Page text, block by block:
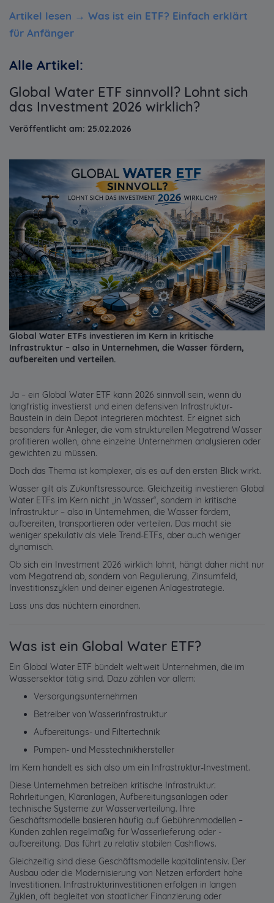
Artikel lesen → Was ist ein ETF? Einfach erklärt
für Anfänger
Alle Artikel:
Global Water ETF sinnvoll? Lohnt sich
das Investment 2026 wirklich?
Veröffentlicht am: 25.02.2026
Global Water ETFs investieren im Kern in kritische
Infrastruktur – also in Unternehmen, die Wasser fördern,
aufbereiten und verteilen.
Ja – ein Global Water ETF kann 2026 sinnvoll sein, wenn du
langfristig investierst und einen defensiven Infrastruktur-
Baustein in dein Depot integrieren möchtest. Er eignet sich
besonders für Anleger, die vom strukturellen Megatrend Wasser
profitieren wollen, ohne einzelne Unternehmen analysieren oder
gewichten zu müssen.
Doch das Thema ist komplexer, als es auf den ersten Blick wirkt.
Wasser gilt als Zukunftsressource. Gleichzeitig investieren Global
Water ETFs im Kern nicht „in Wasser“, sondern in kritische
Infrastruktur – also in Unternehmen, die Wasser fördern,
aufbereiten, transportieren oder verteilen. Das macht sie
weniger spekulativ als viele Trend-ETFs, aber auch weniger
dynamisch.
Ob sich ein Investment 2026 wirklich lohnt, hängt daher nicht nur
vom Megatrend ab, sondern von Regulierung, Zinsumfeld,
Investitionszyklen und deiner eigenen Anlagestrategie.
Lass uns das nüchtern einordnen.
Was ist ein Global Water ETF?
Ein Global Water ETF bündelt weltweit Unternehmen, die im
Wassersektor tätig sind. Dazu zählen vor allem:
Versorgungsunternehmen
Betreiber von Wasserinfrastruktur
Aufbereitungs- und Filtertechnik
Pumpen- und Messtechnikhersteller
Im Kern handelt es sich also um ein Infrastruktur-Investment.
Diese Unternehmen betreiben kritische Infrastruktur:
Rohrleitungen, Kläranlagen, Aufbereitungsanlagen oder
technische Systeme zur Wasserverteilung. Ihre
Geschäftsmodelle basieren häufig auf Gebührenmodellen –
Kunden zahlen regelmäßig für Wasserlieferung oder -
aufbereitung. Das führt zu relativ stabilen Cashflows.
Gleichzeitig sind diese Geschäftsmodelle kapitalintensiv. Der
Ausbau oder die Modernisierung von Netzen erfordert hohe
Investitionen. Infrastrukturinvestitionen erfolgen in langen
Zyklen, oft begleitet von staatlicher Finanzierung oder